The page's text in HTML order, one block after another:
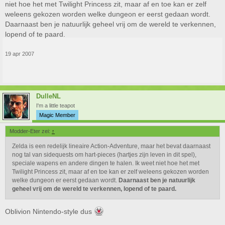
niet hoe het met Twilight Princess zit, maar af en toe kan er zelf
weleens gekozen worden welke dungeon er eerst gedaan wordt.
Daarnaast ben je natuurlijk geheel vrij om de wereld te verkennen,
lopend of te paard.
19 apr 2007
DulleNL
I'm a little teapot
Magic Member
Modder-Eter zei: ↑
Zelda is een redelijk lineaire Action-Adventure, maar het bevat daarnaast
nog tal van sidequests om hart-pieces (hartjes zijn leven in dit spel),
speciale wapens en andere dingen te halen. Ik weet niet hoe het met
Twilight Princess zit, maar af en toe kan er zelf weleens gekozen worden
welke dungeon er eerst gedaan wordt. Daarnaast ben je natuurlijk
geheel vrij om de wereld te verkennen, lopend of te paard.
Oblivion Nintendo-style dus